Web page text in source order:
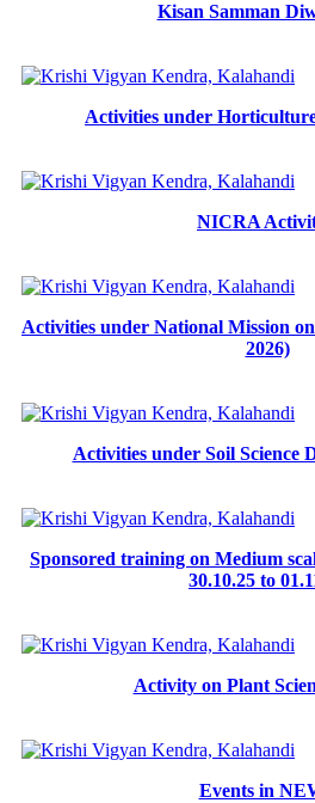
Kisan Samman
Activities under
NICRA
Activities under National Mission
2026)
Activities under Soil Science
Sponsored training on Medium
30.10.25 to
Activity on Plant
Events in